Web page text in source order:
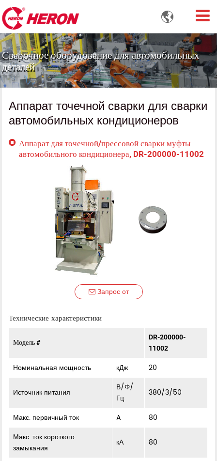

Сварочное оборудование для автомобильных
деталей
Аппарат точечной сварки для сварки
автомобильных кондиционеров
Аппарат для точечной/прессовой сварки муфты
автомобильного кондиционера, DR-200000-11002
Запрос от
Технические характеристики
Модель #
DR-200000-
11002
Номинальная мощность кДж 20
Источник питания
В/Φ/
Гц
380/3/50
Макс. первичный ток A
80
Макс. ток короткого
замыкания
кА 80